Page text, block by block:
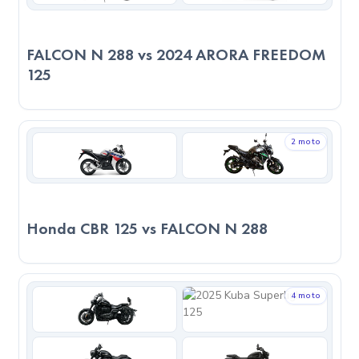
2023 FALCON N 288, Naked türünde bir motosiklet olarak
öne çıkar. Minimalist tasarımıyla stil sahibi kullanıcılar için
idealdir. 2024 RKS SRV250VS, Chopper – Cruiser türünde
için idealdir. Uzun yolculuklar ve keyif sürüşleri için
mükemmel bir seçimdir.
Servis ve Parça Durumu
Bu, bakım sürecini kolaylaştırır. Servis kalitesi bakımından iki
erişimi açısından iki model arasında büyük bir fark yoktur.
Yakıt Tüketimi ve Ekonomik Değerlendirme
2023 FALCON N 288, 3.7L/100km tüketimiyle 100 km’de
FALCON N 288 vs 2024 ARORA FREEDOM
125
2 moto
Honda CBR 125 vs FALCON N 288
4 moto